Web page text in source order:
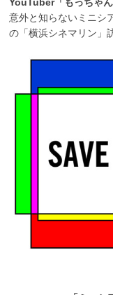
YouTuber「もっちゃん
意外と知らないミニシ
の「横浜シネマリン」